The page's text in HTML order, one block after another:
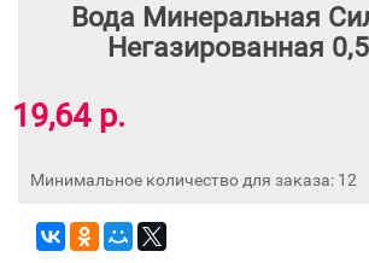
Вода Минеральная
Негазированная
19,64 р.
Минимальное количество для заказа: 12